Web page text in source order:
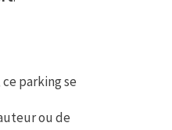
parking se
ou de